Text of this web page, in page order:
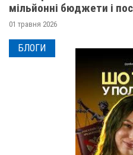
мільйонні бюджети і
01 травня 2026
БЛОГИ